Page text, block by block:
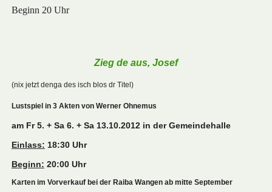
Beginn 20 Uhr
Zieg de aus, Josef
(nix jetzt denga des isch blos dr Titel)
Lustspiel in 3 Akten von Werner Ohnemus
am Fr 5. + Sa 6. + Sa 13.10.2012 in der Gemeindehalle
Einlass: 18:30 Uhr
Beginn: 20:00 Uhr
Karten im Vorverkauf bei der Raiba Wangen ab mitte September